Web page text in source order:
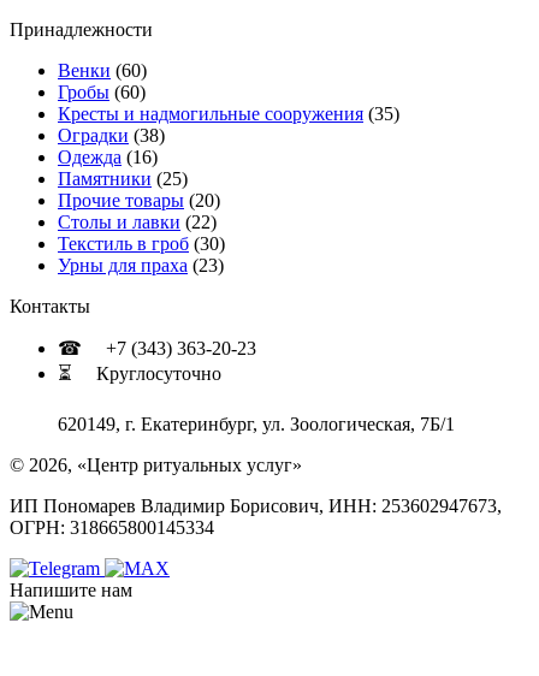
Принадлежности
Венки (60)
Гробы (60)
Кресты и надмогильные сооружения (35)
Оградки (38)
Одежда (16)
Памятники (25)
Прочие товары (20)
Столы и лавки (22)
Текстиль в гроб (30)
Урны для праха (23)
Контакты
☎ +7 (343) 363-20-23
⏳ Круглосуточно
620149, г. Екатеринбург, ул. Зоологическая, 7Б/1
© 2026, «Центр ритуальных услуг»
ИП Пономарев Владимир Борисович, ИНН: 253602947673,
ОГРН: 318665800145334
Напишите нам